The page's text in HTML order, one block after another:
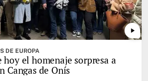
play_arrow
DE EUROPA
hoy el homenaje sorpresa a
Cangas de Onís